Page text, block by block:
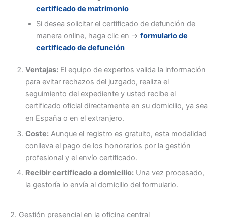
certificado de matrimonio
Si desea solicitar el certificado de defunción de
manera online, haga clic en -> formulario de
certificado de defunción
Ventajas: El equipo de expertos valida la información
para evitar rechazos del juzgado, realiza el
seguimiento del expediente y usted recibe el
certificado oficial directamente en su domicilio, ya sea
en España o en el extranjero.
Coste: Aunque el registro es gratuito, esta modalidad
conlleva el pago de los honorarios por la gestión
profesional y el envío certificado.
Recibir certificado a domicilio: Una vez procesado,
la gestoría lo envía al domicilio del formulario.
2. Gestión presencial en la oficina central